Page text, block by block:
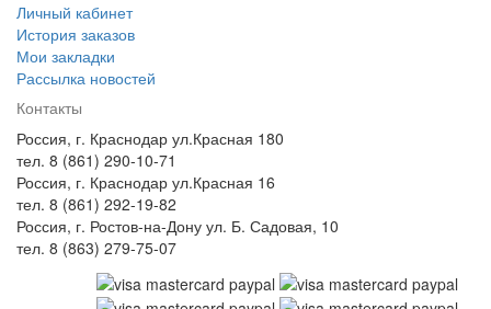
Личный кабинет
История заказов
Мои закладки
Рассылка новостей
Контакты
Россия, г. Краснодар ул.Красная 180
тел. 8 (861) 290-10-71
Россия, г. Краснодар ул.Красная 16
тел. 8 (861) 292-19-82
Россия, г. Ростов-на-Дону ул. Б. Садовая, 10
тел. 8 (863) 279-75-07